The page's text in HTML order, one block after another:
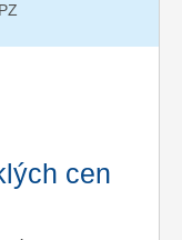
cen